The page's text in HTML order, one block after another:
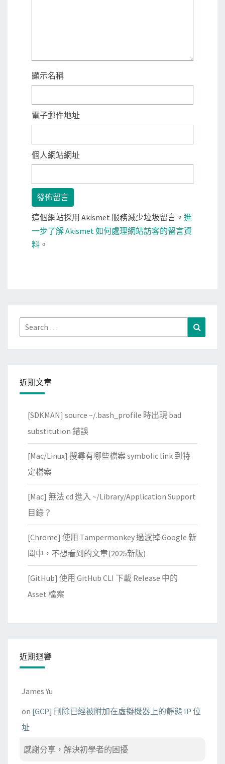
顯示名稱
電子郵件地址
個人網站網址
這個網站採用 Akismet 服務減少垃圾留言。 進
一步了解 Akismet 如何處理網站訪客的留言資
料 。
Search
for:
近期文章
[SDKMAN] source ~/.bash_profile 時出現 bad
substitution 錯誤
[Mac/Linux] 搜尋有哪些檔案 symbolic link 到特
定檔案
[Mac] 無法 cd 進入 ~/Library/Application Support
目錄？
[Chrome] 使用 Tampermonkey 過濾掉 Google 新
聞中，不想看到的文章(2025新版)
[GitHub] 使用 GitHub CLI 下載 Release 中的
Asset 檔案
近期迴響
James Yu
on [GCP] 刪除已經被附加在虛擬機器上的靜態 IP 位
址
感謝分享，解決初學者的困擾